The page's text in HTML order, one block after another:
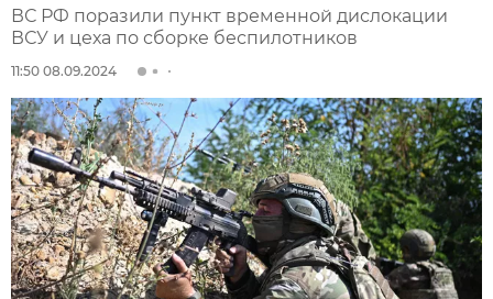
ВС РФ поразили пункт временной дислокации
ВСУ и цеха по сборке беспилотников
11:50 08.09.2024